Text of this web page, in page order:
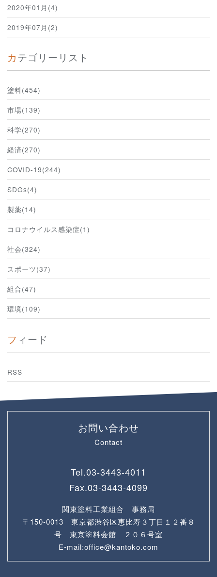
2020年01月(4)
2019年07月(2)
カテゴリーリスト
塗料(454)
市場(139)
科学(270)
経済(270)
COVID-19(244)
SDGs(4)
製薬(14)
コロナウイルス感染症(1)
社会(324)
スポーツ(37)
組合(47)
環境(109)
フィード
RSS
お問い合わせ
Contact
Tel.03-3443-4011
Fax.03-3443-4099
関東塗料工業組合 事務局
〒150-0013 東京都渋谷区恵比寿３丁目１２番８
号 東京塗料会館 ２０６号室
E-mail:office@kantoko.com